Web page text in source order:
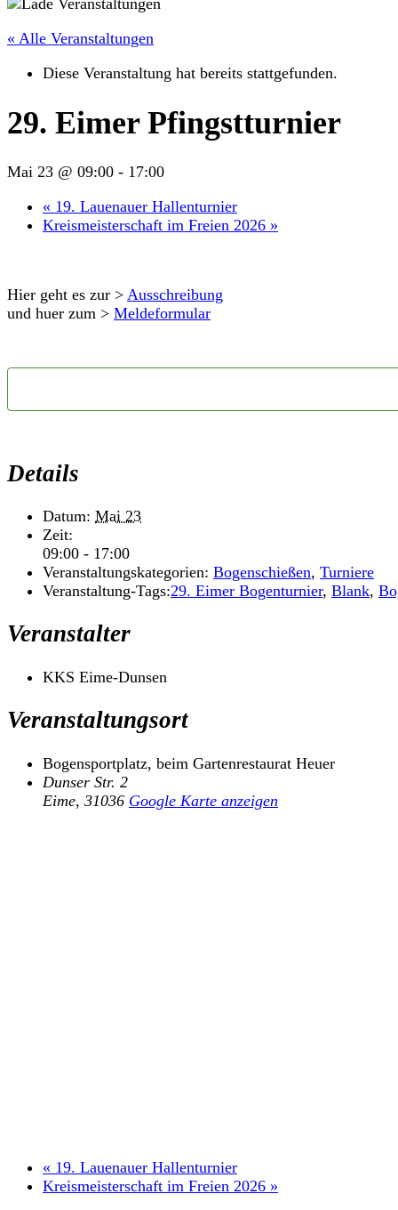
« Alle Veranstaltungen
Diese Veranstaltung hat bereits stattgefunden.
29. Eimer Pfingstturnier
Mai 23 @ 09:00 - 17:00
« 19. Lauenauer Hallenturnier
Kreismeisterschaft im Freien 2026 »
Hier geht es zur > Ausschreibung
und huer zum > Meldeformular
Details
Datum: Mai 23
Zeit:
09:00 - 17:00
Veranstaltungskategorien: Bogenschießen, Turniere
Veranstaltung-Tags:29. Eimer Bogenturnier, Blank,
Veranstalter
KKS Eime-Dunsen
Veranstaltungsort
Bogensportplatz, beim Gartenrestaurat Heuer
Dunser Str. 2
Eime, 31036 Google Karte anzeigen
« 19. Lauenauer Hallenturnier
Kreismeisterschaft im Freien 2026 »